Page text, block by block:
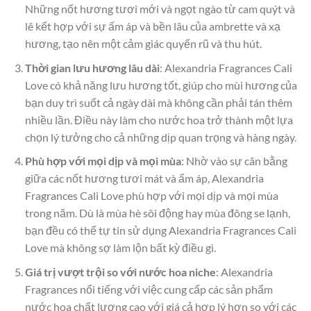
Những nốt hương tươi mới và ngọt ngào từ cam quýt và
lê kết hợp với sự ấm áp và bền lâu của ambrette và xạ
hương, tạo nên một cảm giác quyến rũ và thu hút.
Thời gian lưu hương lâu dài: Alexandria Fragrances Cali
Love có khả năng lưu hương tốt, giúp cho mùi hương của
bạn duy trì suốt cả ngày dài mà không cần phải tán thêm
nhiều lần. Điều này làm cho nước hoa trở thành một lựa
chọn lý tưởng cho cả những dịp quan trọng và hàng ngày.
Phù hợp với mọi dịp và mọi mùa: Nhờ vào sự cân bằng
giữa các nốt hương tươi mát và ấm áp, Alexandria
Fragrances Cali Love phù hợp với mọi dịp và mọi mùa
trong năm. Dù là mùa hè sôi động hay mùa đông se lạnh,
bạn đều có thể tự tin sử dụng Alexandria Fragrances Cali
Love mà không sợ làm lộn bất kỳ điều gì.
Giá trị vượt trội so với nước hoa niche: Alexandria
Fragrances nổi tiếng với việc cung cấp các sản phẩm
nước hoa chất lượng cao với giá cả hợp lý hơn so với các